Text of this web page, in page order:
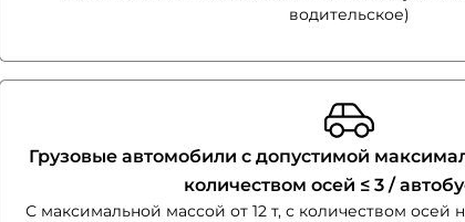
водительское)
Грузовые автомобили с допустимой
количеством осей ≤ 3 /
С максимальной массой от 12 т, с количеством осей